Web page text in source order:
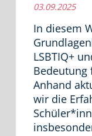
03.09.2025
In diesem
LSBTIQ+
Bedeutung
Anhand
wir die